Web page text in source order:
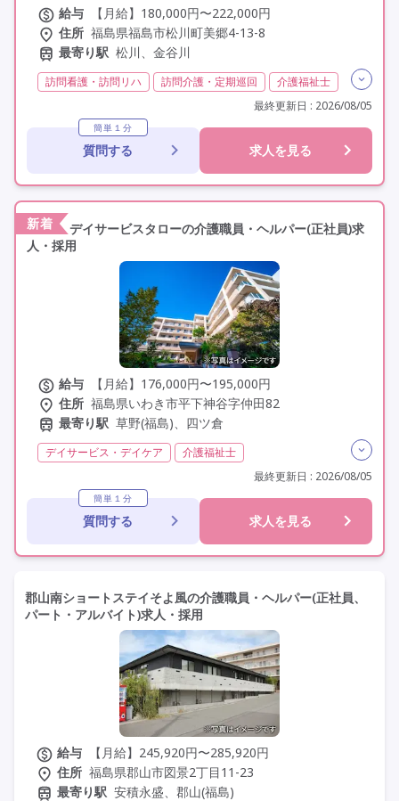
給与
【月給】180,000円〜222,000円
住所 福島県福島市松川町美郷4-13-8
最寄り駅 松川、金谷川
訪問看護・訪問リハ 訪問介護・定期巡回
介護福祉士
初任者研修(ヘルパー2級)
残業月20時間以内 残業ほぼなし
常勤
社会保険完備
交通費支給
未経験歓迎
研修制度あり
最終更新日 : 2026/08/05
簡単１分
質問する 求人を見る
新着
デイサービスタローの介護職員・ヘルパー(正社員)求
人・採用
給与
【月給】176,000円〜195,000円
住所 福島県いわき市平下神谷字仲田82
最寄り駅 草野(福島)、四ツ倉
デイサービス・デイケア
介護福祉士
初任者研修(ヘルパー2級)
残業月20時間以内
社会保険完備
交通費支給
年間休日110日以上
学歴不問
未経験歓迎
駅近
最終更新日 : 2026/08/05
簡単１分
質問する 求人を見る
郡山南ショートステイそよ風の介護職員・ヘルパー(正社員、
パート・アルバイト)求人・採用
給与
【月給】245,920円〜285,920円
住所 福島県郡山市図景2丁目11-23
最寄り駅 安積永盛、郡山(福島)